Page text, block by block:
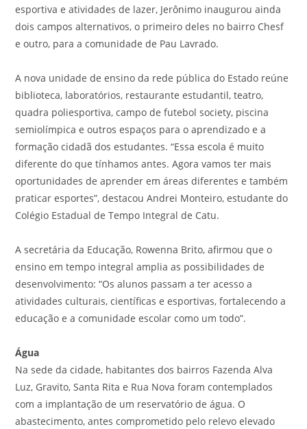
esportiva e atividades de lazer, Jerônimo inaugurou ainda
dois campos alternativos, o primeiro deles no bairro Chesf
e outro, para a comunidade de Pau Lavrado.
A nova unidade de ensino da rede pública do Estado reúne
biblioteca, laboratórios, restaurante estudantil, teatro,
quadra poliesportiva, campo de futebol society, piscina
semiolímpica e outros espaços para o aprendizado e a
formação cidadã dos estudantes. “Essa escola é muito
diferente do que tínhamos antes. Agora vamos ter mais
oportunidades de aprender em áreas diferentes e também
praticar esportes”, destacou Andrei Monteiro, estudante do
Colégio Estadual de Tempo Integral de Catu.
A secretária da Educação, Rowenna Brito, afirmou que o
ensino em tempo integral amplia as possibilidades de
desenvolvimento: “Os alunos passam a ter acesso a
atividades culturais, científicas e esportivas, fortalecendo a
educação e a comunidade escolar como um todo”.
Água
Na sede da cidade, habitantes dos bairros Fazenda Alva
Luz, Gravito, Santa Rita e Rua Nova foram contemplados
com a implantação de um reservatório de água. O
abastecimento, antes comprometido pelo relevo elevado